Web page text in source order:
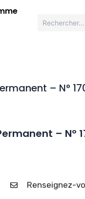
– N°
– N°
Renseignez-